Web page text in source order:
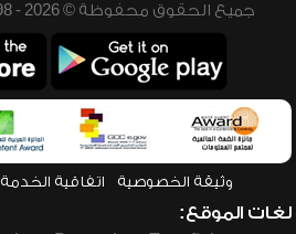
جميع الحقوق محفوظة © 2026 - 1998 لشبكة إسلام ويب
وثيقة الخصوصية اتفاقية الخدمة
لغات الموقع: